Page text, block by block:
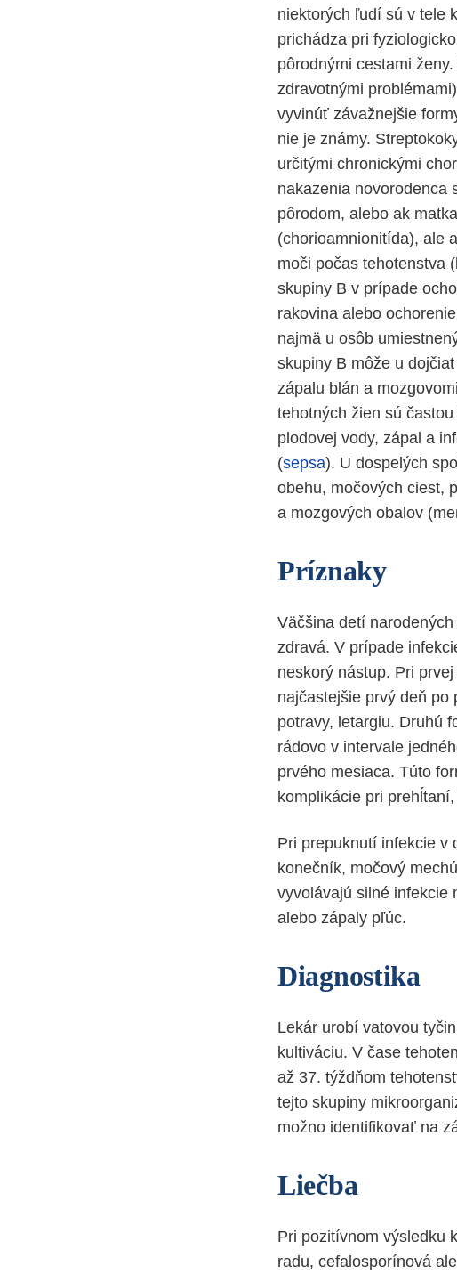
niektorých ľudí sú v tele
prichádza pri
pôrodnými cestami
zdravotnými
vyvinúť závažnejšie
nie je známy.
určitými chronickými
nakazenia novorodenca
pôrodom, alebo ak
(chorioamnionitída), ale
moči počas tehotenstva
skupiny B v prípade
rakovina alebo
najmä u osôb
skupiny B môže u
zápalu blán a
tehotných žien sú
plodovej vody, zápal a
(sepsa). U dospelých
obehu, močových ciest,
a mozgových obalov
Príznaky
Väčšina detí
zdravá. V prípade
neskorý nástup. Pri
najčastejšie prvý deň
potravy, letargiu. Druhú
rádovo v intervale
prvého mesiaca. Túto
komplikácie pri
Pri prepuknutí infekcie v
konečník, močový
vyvolávajú silné infekcie
alebo zápaly pľúc.
Diagnostika
Lekár urobí vatovou
kultiváciu. V čase
až 37. týždňom
tejto skupiny
možno identifikovať na
Liečba
Pri pozitívnom výsledku
radu, cefalosporínová